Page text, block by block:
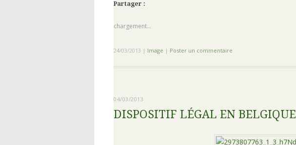
Partager :
chargement…
24/03/2013 | Image | Poster un commentaire
04/03/2013
DISPOSITIF LÉGAL EN BELGIQUE